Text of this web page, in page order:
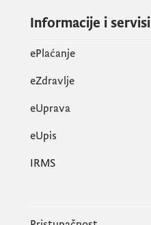
Informacije i servisi
ePlaćanje
eZdravlje
eUprava
еUpis
IRMS